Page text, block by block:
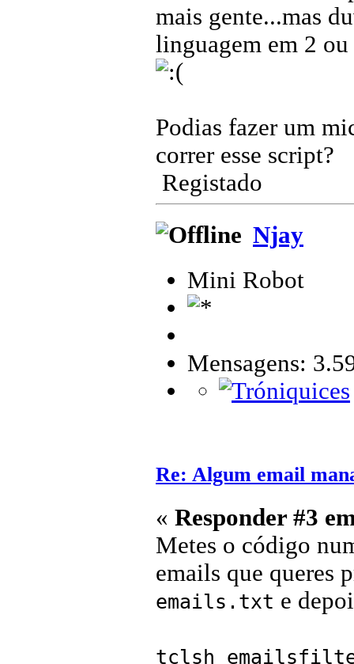
mais gente...mas
linguagem em 2
Podias fazer um
correr esse script?
Registado
Njay
Mini Robot
Mensagens:
Re: Algum email
« Responder #3
Metes o código
emails que queres
emails.txt e
tclsh